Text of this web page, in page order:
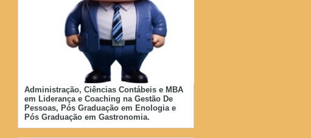
Administração, Ciências Contábeis e MBA
em Liderança e Coaching na Gestão De
Pessoas, Pós Graduação em Enologia e
Pós Graduação em Gastronomia.